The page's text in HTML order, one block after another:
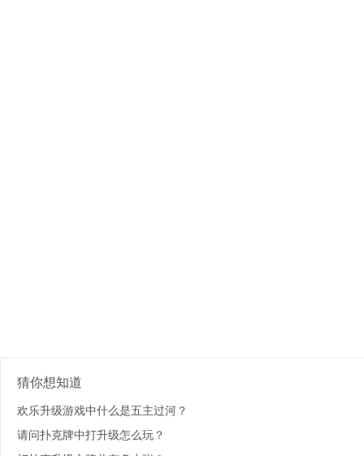
猜你想知道
欢乐升级游戏中什么是五主过河？
请问扑克牌中打升级怎么玩？